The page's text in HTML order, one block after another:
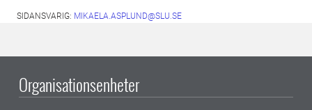
SIDANSVARIG: MIKAELA.ASPLUND@SLU.SE
Organisationsenheter